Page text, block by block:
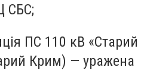
СБС;
ПС 110 кВ «Старий
Крим) — уражена